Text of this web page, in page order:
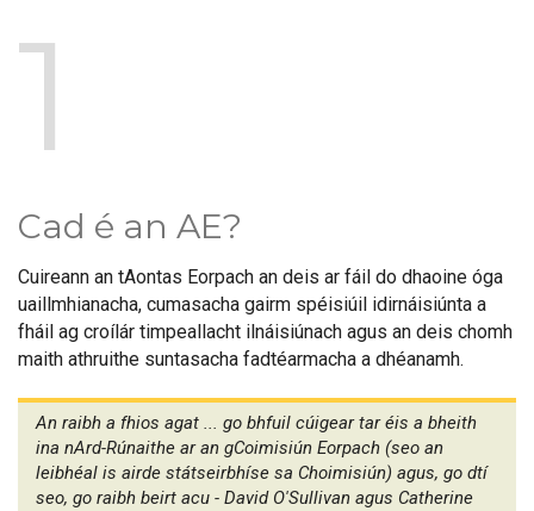
1
Cad é an AE?
Cuireann an tAontas Eorpach an deis ar fáil do dhaoine óga
uaillmhianacha, cumasacha gairm spéisiúil idirnáisiúnta a
fháil ag croílár timpeallacht ilnáisiúnach agus an deis chomh
maith athruithe suntasacha fadtéarmacha a dhéanamh.
An raibh a fhios agat ... go bhfuil cúigear tar éis a bheith
ina nArd-Rúnaithe ar an gCoimisiún Eorpach (seo an
leibhéal is airde státseirbhíse sa Choimisiún) agus, go dtí
seo, go raibh beirt acu - David O'Sullivan agus Catherine